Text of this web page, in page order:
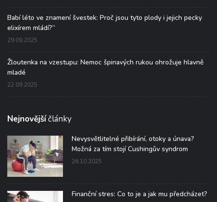
Babí léto ve znamení švestek: Proč jsou tyto plody i jejich pecky
elixírem mládí?“
29.09.2025
Žloutenka na vzestupu: Nemoc špinavých rukou ohrožuje hlavně
mladé
22.09.2025
Nejnovějšíčlánky
Nevysvětlitelné přibírání, otoky a únava?
Možná za tím stojí Cushingův syndrom
26.10.2025
Finanční stres: Co to je a jak mu předcházet?